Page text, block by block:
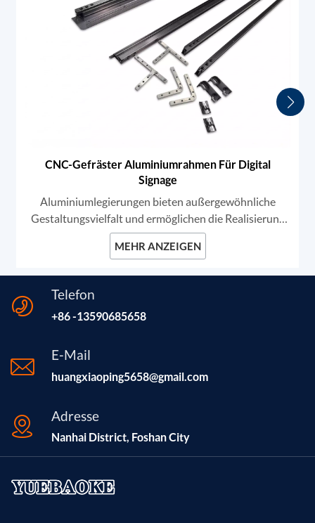
CNC-Gefräster Aluminiumrahmen Für Digital
Signage
Aluminiumlegierungen bieten außergewöhnliche
Gestaltungsvielfalt und ermöglichen die Realisierung
nahezu jeder Form und Kontur. Diese
Anpassungsfähigkeit macht Aluminium zur ersten
MEHR ANZEIGEN
Telefon
+86 -13590685658
E-Mail
huangxiaoping5658@gmail.com
Adresse
Nanhai District, Foshan City